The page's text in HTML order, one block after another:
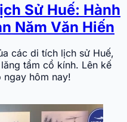
Sử Huế: Hành
Năm Văn Hiến
các di tích lịch sử Huế,
tẩm cổ kính. Lên kế
hôm nay!